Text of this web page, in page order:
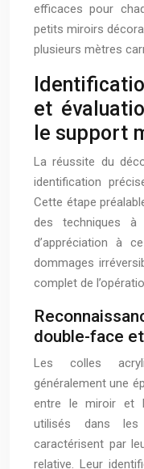
efficaces pour
petits miroirs
plusieurs mètres
et
le support
La réussite du
identification
Cette étape
des techniques
d’appréciation à
dommages
complet de
double-face
Les colles
généralement une
entre le miroir et
utilisés dans les
caractérisent par
relative. Leur